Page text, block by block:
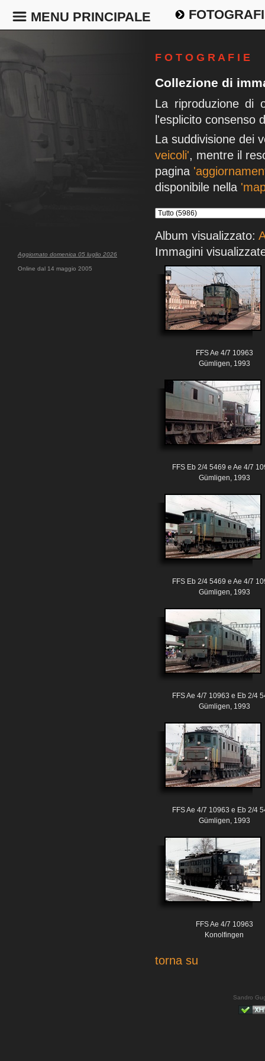
MENU PRINCIPALE
Aggiornato domenica 05 luglio 2026
Online dal 14 maggio 2005
F O T O G R A F I E
Collezione di
La riproduzione di
l'esplicito consenso
La suddivisione dei
veicoli', mentre il
pagina
disponibile nella
Album visualizzato:
Immagini
FFS Ae 4/7 10963
Gümligen, 1993
FFS Eb 2/4 5469 e Ae 4/7
Gümligen, 1993
FFS Eb 2/4 5469 e Ae 4/7
Gümligen, 1993
FFS Ae 4/7 10963 e Eb 2/4
Gümligen, 1993
FFS Ae 4/7 10963 e Eb 2/4
Gümligen, 1993
FFS Ae 4/7 10963
Konolfingen
torna su
Sandro